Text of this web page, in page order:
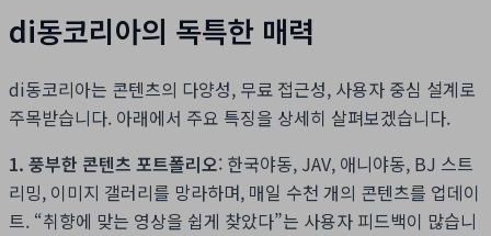
di동코리아의 독특한 매력
di동코리아는 콘텐츠의 다양성, 무료 접근성, 사용자 중심 설계로
주목받습니다. 아래에서 주요 특징을 상세히 살펴보겠습니다.
1. 풍부한 콘텐츠 포트폴리오: 한국야동, JAV, 애니야동, BJ 스트
리밍, 이미지 갤러리를 망라하며, 매일 수천 개의 콘텐츠를 업데이
트. “취향에 맞는 영상을 쉽게 찾았다”는 사용자 피드백이 많습니